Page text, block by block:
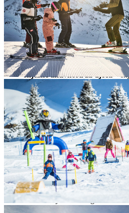
Aktivnosti Snow Mastermind
*neke usluge uz nadoplatu
konzultacije– naš Snow
savjete za najbolje snježne
snježne aktivnosti za djecu–
do 12 godina koja znaju skijati u
Masterminda (besplatno)
skijaška zabava za tinejdžere–
tinejdžere od 13 do 18 godina
Snow Masterminda (besplatno)
hodanje na krpljama–
pratnji Snow Masterminda (
noćno skijanje– snježna
godina nadalje u pratnji Snow
samo za žičaru)
sanjkanje*– snježna aktivnost
Snow Masterminda (uz nadoplatu)
cjenik za sanjke
– 8 € za uspon
odrasle i djecu od 10 godina